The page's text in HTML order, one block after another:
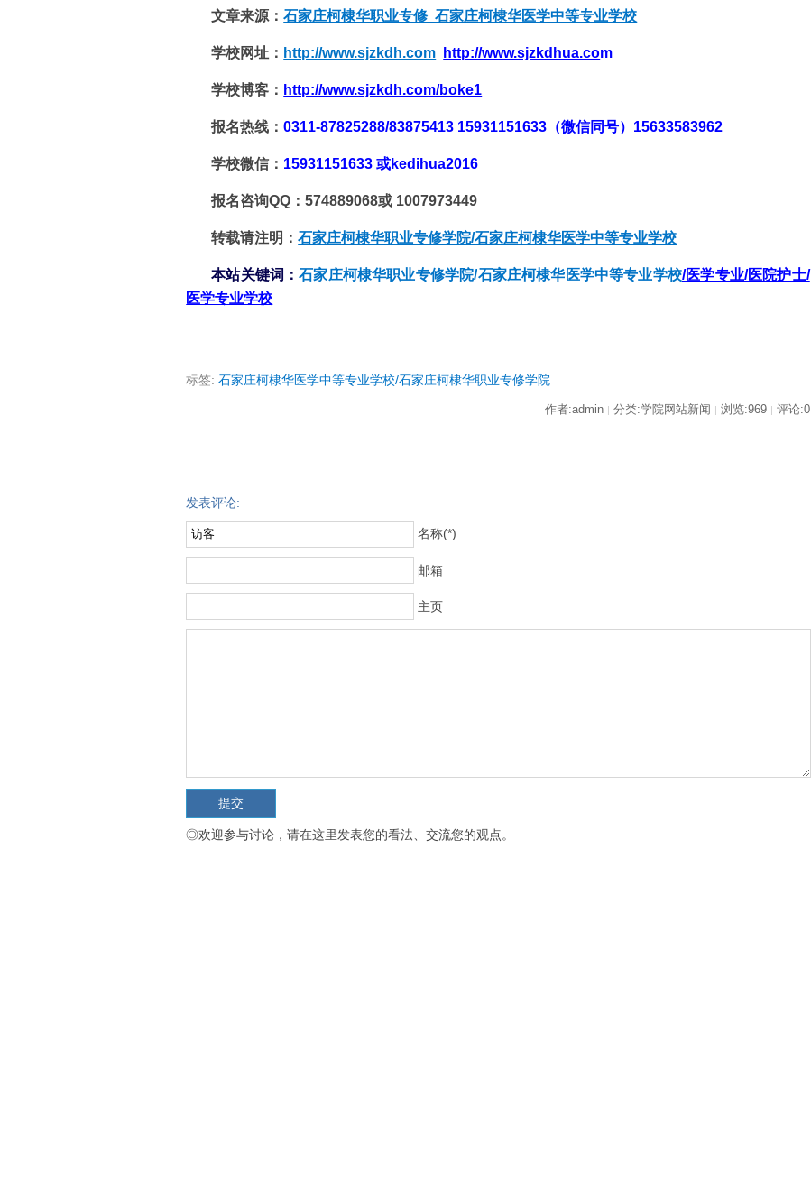
文章来源：石家庄柯棣华职业专修 石家庄柯棣华医学中等专业学校
学校网址： http://www.sjzkdh.com http://www.sjzkdhua.com
学校博客： http://www.sjzkdh.com/boke1
报名热线：0311-87825288/83875413 15931151633（微信同号）15633583962
学校微信： 15931151633 或kedihua2016
报名咨询QQ：574889068或 1007973449
转载请注明：石家庄柯棣华职业专修学院/石家庄柯棣华医学中等专业学校
本站关键词：石家庄柯棣华职业专修学院/石家庄柯棣华医学中等专业学校/医学专业/医院护士/
医学专业学校
标签:石家庄柯棣华医学中等专业学校/石家庄柯棣华职业专修学院
作者:admin | 分类:学院网站新闻 | 浏览:969 | 评论:0
发表评论:
名称(*)
邮箱
主页
◎欢迎参与讨论，请在这里发表您的看法、交流您的观点。